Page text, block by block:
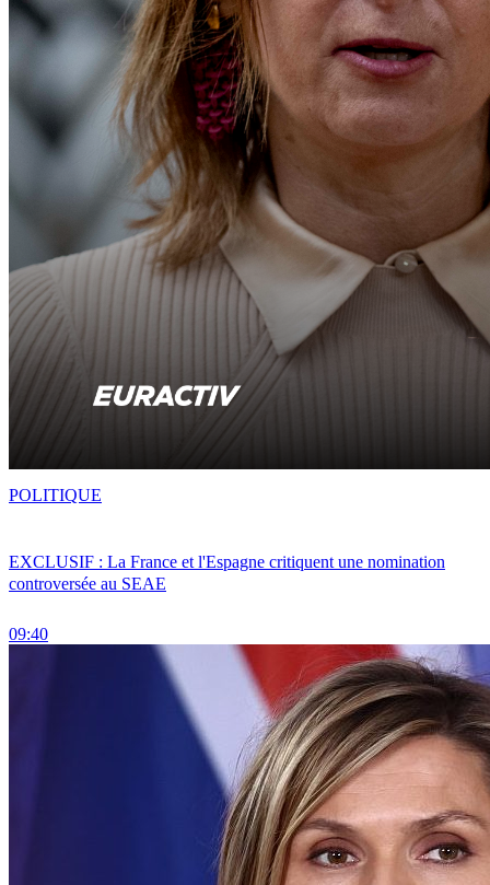
EXCLUSIF : La France et l'Espagne critiquent une nomination
controversée au SEAE
09:40
POLITIQUE